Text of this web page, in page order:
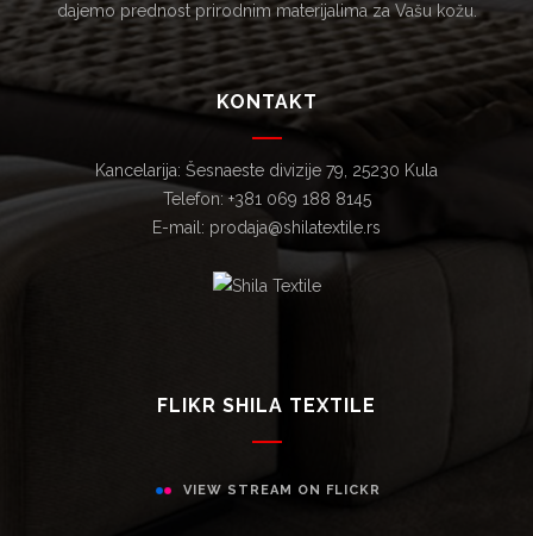
dajemo prednost prirodnim materijalima za Vašu kožu.
KONTAKT
Kancelarija: Šesnaeste divizije 79, 25230 Kula
Telefon: +381 069 188 8145
E-mail: prodaja@shilatextile.rs
FLIKR SHILA TEXTILE
VIEW STREAM ON FLICKR